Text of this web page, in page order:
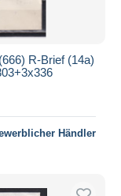
R-Brief (14a)
Händler